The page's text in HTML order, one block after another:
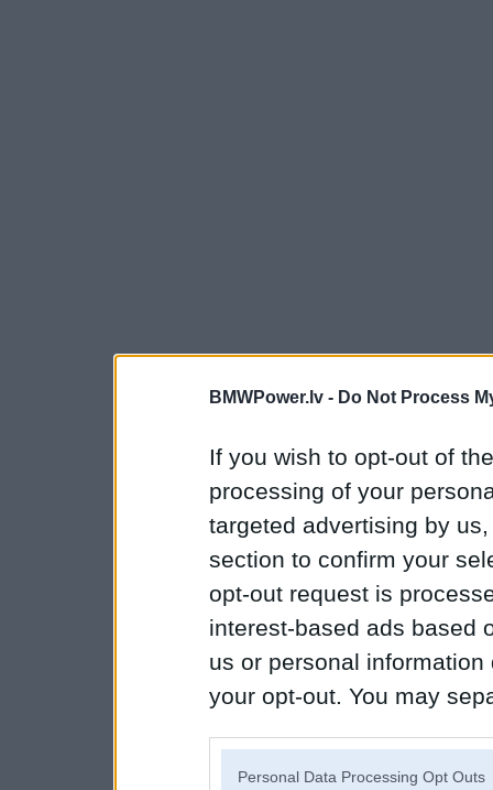
BMWPower.lv - Do Not Process
If you wish to opt-out of
processing of your
targeted advertising by
section to confirm your
opt-out request is
interest-based ads based
us or personal
your opt-out. You may
Personal Data Processing Opt Outs